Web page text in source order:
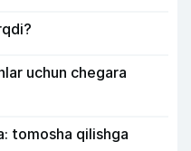
uchun chegara
tomosha qilishga